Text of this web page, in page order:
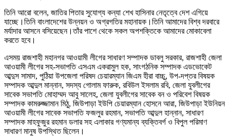
তিনি আরো বলেন, জাতির পিতার সুযোগ্য কন্যা শেখ হাসিনার নেতৃত্বে দেশ এগিয়ে
যাচ্ছে।তিনি বাংলাদেশের উন্নয়ন ও অগ্রগতির মহানায়ক।তিনি আমাদের বিশ্ব দরবারে
মর্যাদার আসনে বসিয়েছেন।তাঁর পাশে থেকে সকল অপশক্তিকে আমাদের মোকাবেলা
করতে হবে।
এসময় রাজশাহী মহানগর আওয়ামী লীগের সাধারণ সম্পাদক ডাবলু সরকার, রাজশাহী জেলা
আওয়ামী লীগের সহ-সভাপতি এসএম একরামুল হক, সাংগঠনিক সম্পাদক এডভোকেট
আব্দুস সামাদ, পুঠিয়া উপজেলা পরিষদ চেয়ারম্যান জিএম হীরা বাচ্চু, উপ-দপ্তর বিষয়ক
সম্পাদক আব্দুল মান্নান, সদস্য গোলাম ফারুক, রবিউল ইসলাম রবি, জেলা যুবলীগের
সাবেক সভাপতি মোহাম্মদ আবু সালেহ, জেলা যুবলীগের সাবেক বন ও পরিবেশ বিষয়ক
সম্পাদক কামরুজ্জামান মিঠু, জিউপাড়া ইউপি চেয়ারম্যান হোসনে আরা, জিউপাড়া ইউনিয়ন
আওয়ামী লীগের সাবেক সভাপতি ফজলুর রহমান, সভাপতি আব্দুল হান্নান, সাধারণ
সম্পাদক মাহফুজুর রহমান ডলার সহ এলাকার গণ্যমান্য ব্যক্তিবর্গ ও বিপুল পরিমাণ
সাধারণ মানুষ উপস্থিত ছিলেন।